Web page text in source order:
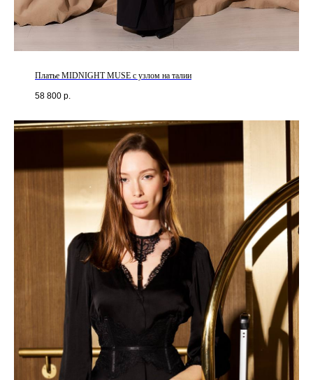
Платье MIDNIGHT MUSE с узлом на талии
58 800 р.